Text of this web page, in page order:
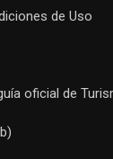
de Uso
oficial de